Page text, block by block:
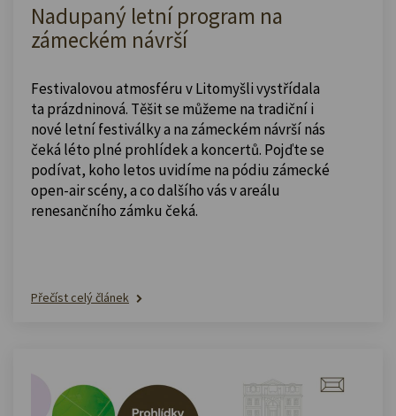
Nadupaný letní program na
zámeckém návrší
Festivalovou atmosféru v Litomyšli vystřídala
ta prázdninová. Těšit se můžeme na tradiční i
nové letní festiválky a na zámeckém návrší nás
čeká léto plné prohlídek a koncertů. Pojďte se
podívat, koho letos uvidíme na pódiu zámecké
open-air scény, a co dalšího vás v areálu
renesančního zámku čeká.
Přečíst celý článek